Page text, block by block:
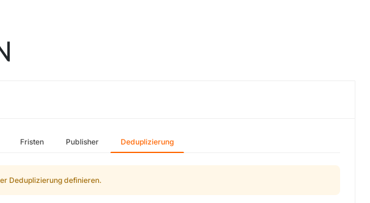
Fristen Publisher Deduplizierung
Deduplizierung definieren.